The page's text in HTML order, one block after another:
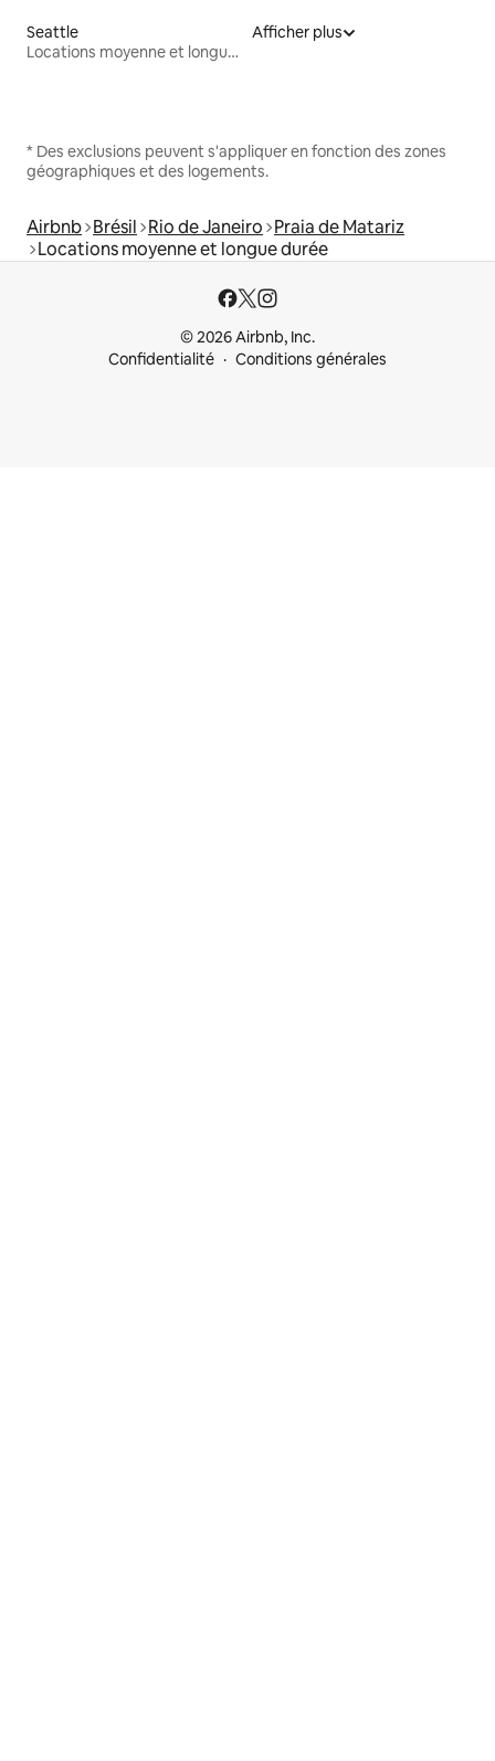
Seattle
Locations moyenne et longue durée
Afficher plus
* Des exclusions peuvent s'appliquer en fonction des zones
géographiques et des logements.
Airbnb Brésil Rio de Janeiro Praia de Matariz
Locations moyenne et longue durée
© 2026 Airbnb, Inc.
Confidentialité
Conditions générales